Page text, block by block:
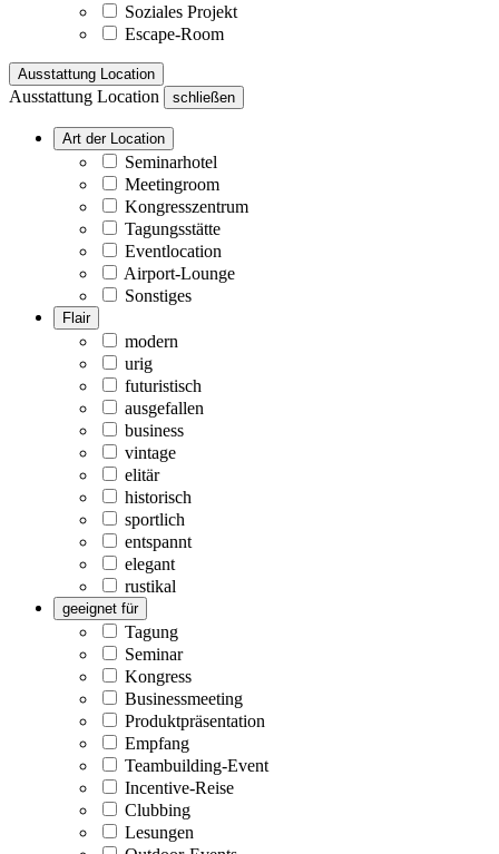
Soziales Projekt
Escape-Room
Ausstattung Location
Ausstattung Location schließen
Art der Location
Seminarhotel
Meetingroom
Kongresszentrum
Tagungsstätte
Eventlocation
Airport-Lounge
Sonstiges
Flair
modern
urig
futuristisch
ausgefallen
business
vintage
elitär
historisch
sportlich
entspannt
elegant
rustikal
geeignet für
Tagung
Seminar
Kongress
Businessmeeting
Produktpräsentation
Empfang
Teambuilding-Event
Incentive-Reise
Clubbing
Lesungen